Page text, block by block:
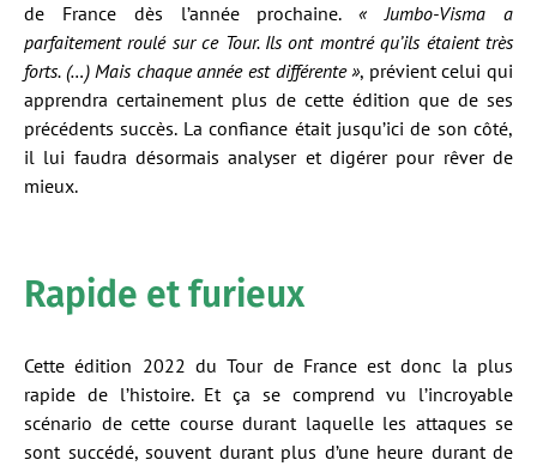
de France dès l’année prochaine.« Jumbo-Visma a
parfaitement roulé sur ce Tour. Ils ont montré qu’ils étaient très
forts. (…) Mais chaque année est différente », prévient celui qui
apprendra certainement plus de cette édition que de ses
précédents succès. La confiance était jusqu’ici de son côté,
il lui faudra désormais analyser et digérer pour rêver de
mieux.
Rapide et furieux
Cette édition 2022 du Tour de France est donc la plus
rapide de l’histoire. Et ça se comprend vu l’incroyable
scénario de cette course durant laquelle les attaques se
sont succédé, souvent durant plus d’une heure durant de